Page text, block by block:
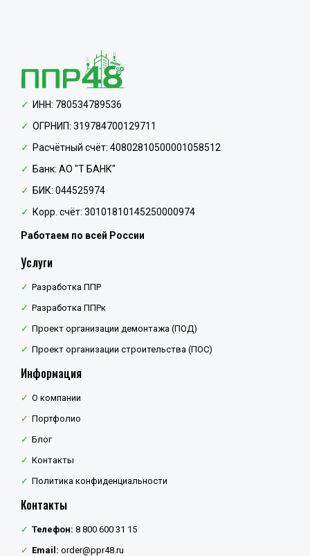
ИНН: 780534789536
ОГРНИП: 319784700129711
Расчётный счёт: 40802810500001058512
Банк: АО "Т БАНК"
БИК: 044525974
Корр. счёт: 30101810145250000974
Работаем по всей России
Услуги
Разработка ППР
Разработка ППРк
Проект организации демонтажа (ПОД)
Проект организации строительства (ПОС)
Информация
О компании
Портфолио
Блог
Контакты
Политика конфиденциальности
Контакты
Телефон: 8 800 600 31 15
Email: order@ppr48.ru